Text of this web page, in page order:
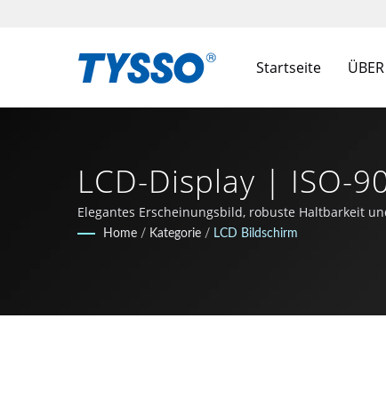
Startseite
LCD-Display | ISO-
Systemhersteller |
Elegantes Erscheinungsbild, robuste Haltbarkeit
9001 / 9002 zertifizierter Hersteller ist das
Home / Kategorie / LCD Bildschirm